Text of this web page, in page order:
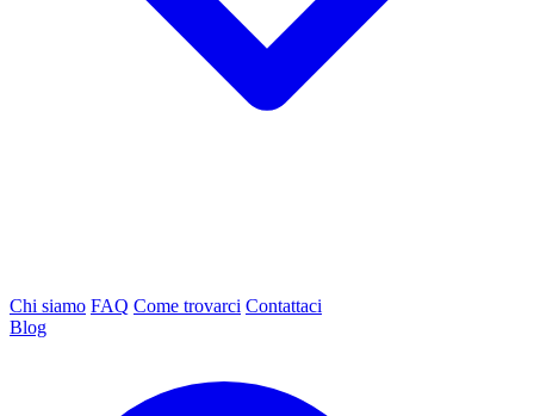
Chi siamo FAQ Come trovarci Contattaci
Blog